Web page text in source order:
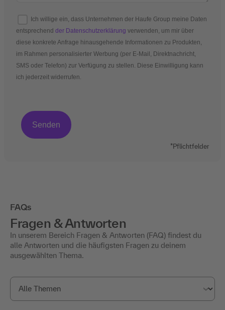
Ich willige ein, dass Unternehmen der Haufe Group meine Daten
entsprechend der Datenschutzerklärung verwenden, um mir über
diese konkrete Anfrage hinausgehende Informationen zu Produkten,
im Rahmen personalisierter Werbung (per E-Mail, Direktnachricht,
SMS oder Telefon) zur Verfügung zu stellen. Diese Einwilligung kann
ich jederzeit widerrufen.
*Pflichtfelder
FAQs
Fragen & Antworten
In unserem Bereich Fragen & Antworten (FAQ) findest du
alle Antworten und die häufigsten Fragen zu deinem
ausgewählten Thema.